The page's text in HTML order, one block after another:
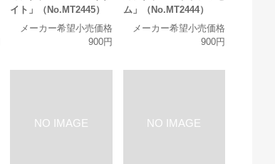
イト」（No.MT2445）
メーカー希望小売価格
900円
ム」（No.MT2444）
メーカー希望小売価格
900円